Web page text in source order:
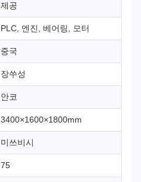
제공
PLC, 엔진, 베어링, 모터
중국
장쑤성
안코
3400×1600×1800mm
미쓰비시
75